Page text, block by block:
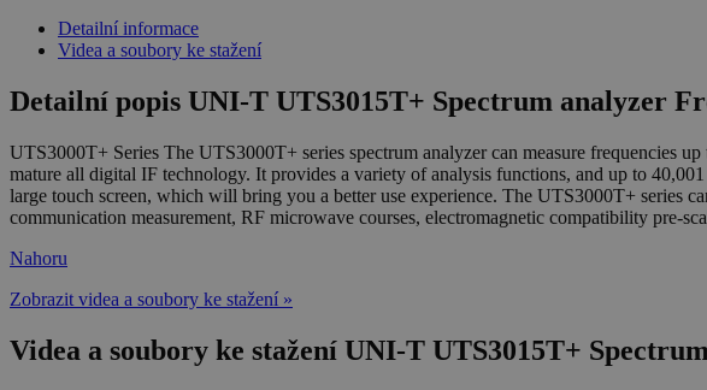
Detailní informace
Videa a soubory ke stažení
Detailní popis UNI-T UTS3015T+ Spectrum analyzer
UTS3000T+ Series The UTS3000T+ series spectrum analyzer can measure frequencies
mature all digital IF technology. It provides a variety of analysis functions, and up to
large touch screen, which will bring you a better use experience. The UTS3000T+ series
communication measurement, RF microwave courses, electromagnetic compatibility pre-
Nahoru
Zobrazit videa a soubory ke stažení »
Videa a soubory ke stažení UNI-T UTS3015T+